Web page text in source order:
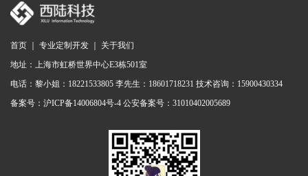
首页 ｜ 专业定制开发 ｜ 关于我们
地址：上海市虹桥世界中心E3栋501室
电话： 黎小姐：18221533805 李先生：18601718231 技术咨询：15900430334
备案号：沪ICP备14006804号-4 公安备案号：31010402005689